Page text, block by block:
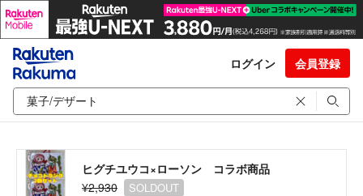
ログイン 会員登録
ヒグチユウコ×ローソン コラボ商品
¥2,930
SOLDOUT